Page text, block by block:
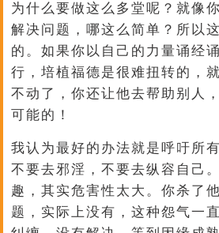
为什么要做这么多堂呢？就像
解决问题，哪这么简单？所以
的。如果你以自己的力量诵经
行，培植福德是很难扭转的，
不动了，你还让他去帮助别人
可能的！
我认为最好的办法就是呼吁所
不要去邪淫，不要去纵容自己
趣，其实危害性太大。你杀了
题，实际上没有，这种怨气一